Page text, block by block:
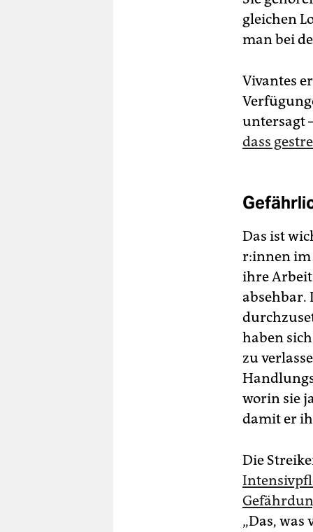
gleichen
man bei
Vivantes
untersagt
dass
Das ist
r:in­nen im
ihre
absehbar.
haben
zu
worin sie
damit er
Die
„Das,